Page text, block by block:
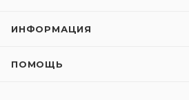
ИНФОРМАЦИЯ
ПОМОЩЬ